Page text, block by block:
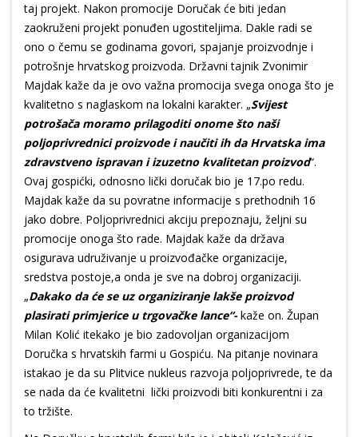
taj projekt. Nakon promocije Doručak će biti jedan
zaokruženi projekt ponuđen ugostiteljima. Dakle radi se
ono o čemu se godinama govori, spajanje proizvodnje i
potrošnje hrvatskog proizvoda. Državni tajnik Zvonimir
Majdak kaže da je ovo važna promocija svega onoga što je
kvalitetno s naglaskom na lokalni karakter. „Svijest
potrošača moramo prilagoditi onome što naši
poljoprivrednici proizvode i naučiti ih da Hrvatska ima
zdravstveno ispravan i izuzetno kvalitetan proizvod“.
Ovaj gospićki, odnosno lički doručak bio je 17.po redu.
Majdak kaže da su povratne informacije s prethodnih 16
jako dobre. Poljoprivrednici akciju prepoznaju, željni su
promocije onoga što rade. Majdak kaže da država
osigurava udruživanje u proizvođačke organizacije,
sredstva postoje,a onda je sve na dobroj organizaciji.
„Dakako da će se uz organiziranje lakše proizvod
plasirati primjerice u trgovačke lance“-kaže on. Župan
Milan Kolić itekako je bio zadovoljan organizacijom
Doručka s hrvatskih farmi u Gospiću. Na pitanje novinara
istakao je da su Plitvice nukleus razvoja poljoprivrede, te da
se nada da će kvalitetni lički proizvodi biti konkurentni i za
to tržište.